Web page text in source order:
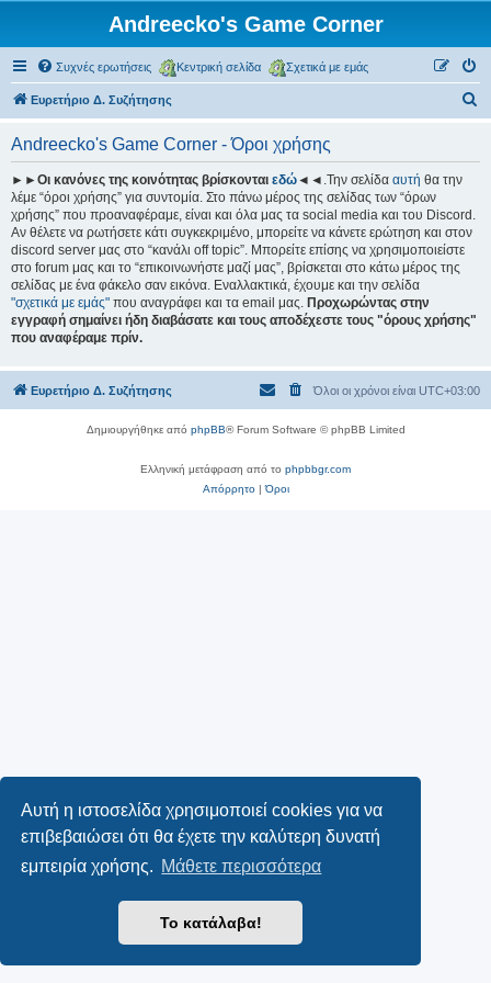
Αυτή η ιστοσελίδα χρησιμοποιεί cookies για να
επιβεβαιώσει ότι θα έχετε την καλύτερη δυνατή
εμπειρία χρήσης. Μάθετε περισσότερα
Το κατάλαβα!
Andreecko's Game Corner
Συχνές ερωτήσεις Κεντρική σελίδα Σχετικά με εμάς
Ευρετήριο Δ. Συζήτησης
Andreecko's Game Corner - Όροι χρήσης
►►Οι κανόνες της κοινότητας βρίσκονται εδώ◄◄.Την σελίδα αυτή θα την
λέμε “όροι χρήσης” για συντομία. Στο πάνω μέρος της σελίδας των “όρων
χρήσης” που προαναφέραμε, είναι και όλα μας τα social media και του Discord.
Αν θέλετε να ρωτήσετε κάτι συγκεκριμένο, μπορείτε να κάνετε ερώτηση και στον
discord server μας στο “κανάλι off topic”. Μπορείτε επίσης να χρησιμοποιείστε
στο forum μας και το “επικοινωνήστε μαζί μας”, βρίσκεται στο κάτω μέρος της
σελίδας με ένα φάκελο σαν εικόνα. Εναλλακτικά, έχουμε και την σελίδα
"σχετικά με εμάς" που αναγράφει και τα email μας. Προχωρώντας στην
εγγραφή σημαίνει ήδη διαβάσατε και τους αποδέχεστε τους "όρους χρήσης"
που αναφέραμε πρίν.
Ευρετήριο Δ. Συζήτησης Όλοι οι χρόνοι είναι UTC+03:00
Δημιουργήθηκε από phpBB® Forum Software © phpBB Limited
Ελληνική μετάφραση από το phpbbgr.com
Απόρρητο|Όροι